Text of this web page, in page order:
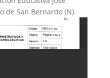
de San Bernardo (N).